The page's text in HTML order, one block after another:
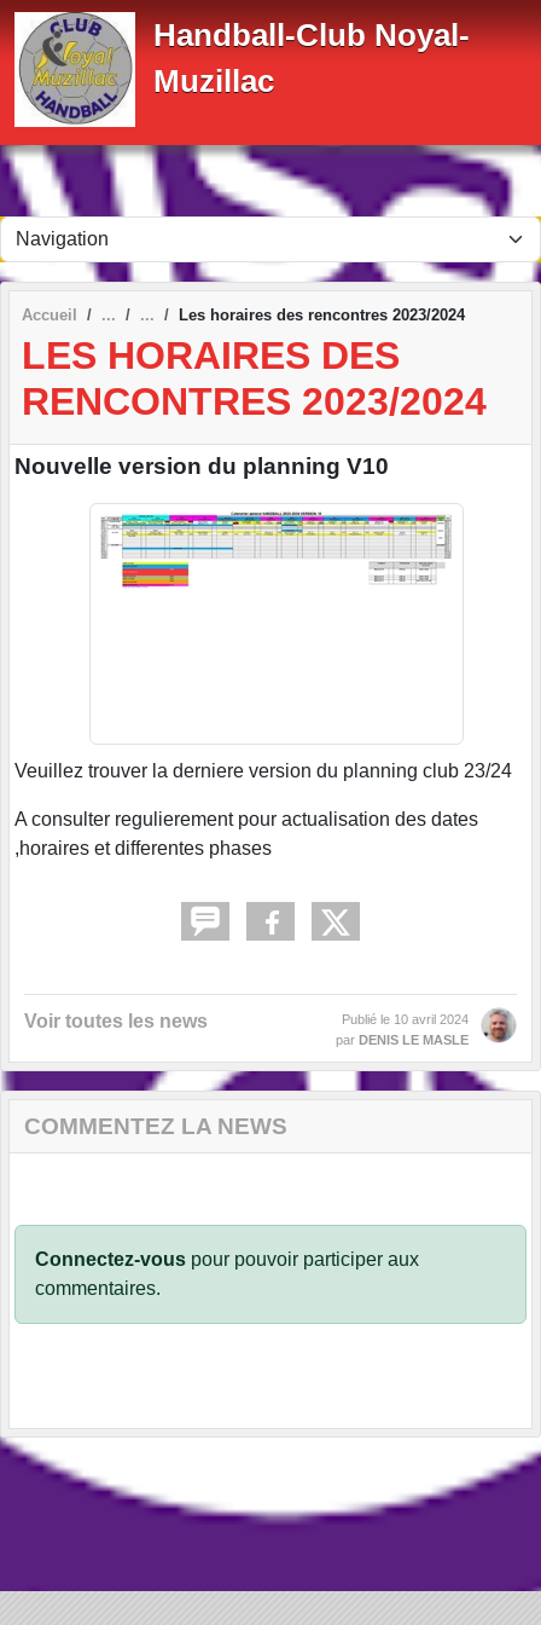
Handball-Club Noyal-
Muzillac
Accueil Les horaires des rencontres 2023/2024
LES HORAIRES DES
RENCONTRES 2023/2024
Nouvelle version du planning V10
Veuillez trouver la derniere version du planning club 23/24
A consulter regulierement pour actualisation des dates
,horaires et differentes phases
Voir toutes les news Publié le 10 avril 2024
par DENIS LE MASLE
COMMENTEZ LA NEWS
Connectez-vous pour pouvoir participer aux
commentaires.
Panneau de gestion des cookies